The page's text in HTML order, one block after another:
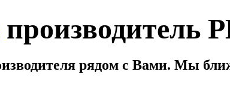
рядом с Вами. Мы